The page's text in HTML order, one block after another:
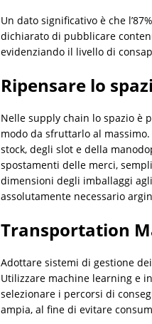
Un dato significativo è che
dichiarato di pubblicare
evidenziando il livello di
Ripensare lo
Nelle supply chain lo spazio è
modo da sfruttarlo al
stock, degli slot e della
spostamenti delle merci,
dimensioni degli imballaggi
assolutamente necessario
Transportation
Adottare sistemi di gestione
Utilizzare machine learning e
selezionare i percorsi di
ampia, al fine di evitare